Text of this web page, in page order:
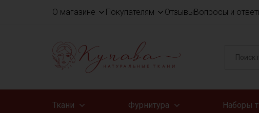
О магазине Покупателям ОтзывыВопросы и
Ткани Фурнитура Наборы